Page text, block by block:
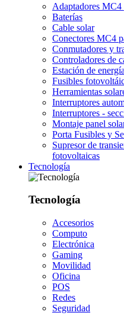
Adaptadores MC4
Baterías
Cable solar
Conectores MC4
Conmutadores y
Controladores de
Estación de energía
Fusibles
Herramientas
Interruptores
Interruptores -
Montaje panel
Porta Fusibles y
Supresor de
fotovoltaicas
Tecnología
Tecnología
Accesorios
Computo
Electrónica
Gaming
Movilidad
Oficina
POS
Redes
Seguridad